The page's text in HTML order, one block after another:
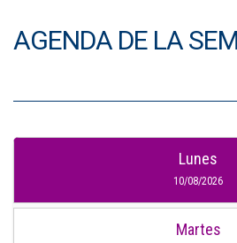
AGENDA DE LA
Lunes
10/08/2026
Martes